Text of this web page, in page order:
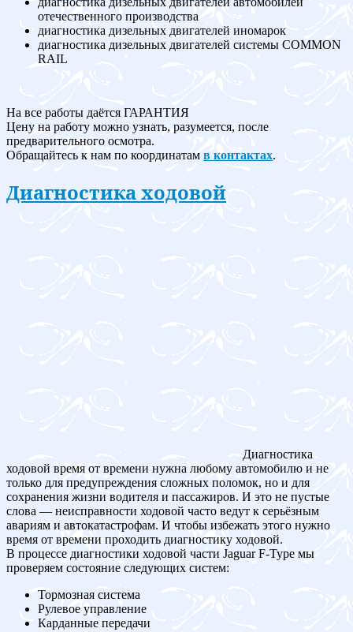
отечественного производства
диагностика дизельных двигателей иномарок
диагностика дизельных двигателей системы COMMON
RAIL
На все работы даётся ГАРАНТИЯ
Цену на работу можно узнать, разумеется, после
предварительного осмотра.
Обращайтесь к нам по координатам в контактах.
Диагностика ходовой
Диагностика
ходовой время от времени нужна любому автомобилю и не
только для предупреждения сложных поломок, но и для
сохранения жизни водителя и пассажиров. И это не пустые
слова — неисправности ходовой часто ведут к серьёзным
авариям и автокатастрофам. И чтобы избежать этого нужно
время от времени проходить диагностику ходовой.
В процессе диагностики ходовой части Jaguar F-Type мы
проверяем состояние следующих систем:
Тормозная система
Рулевое управление
Карданные передачи